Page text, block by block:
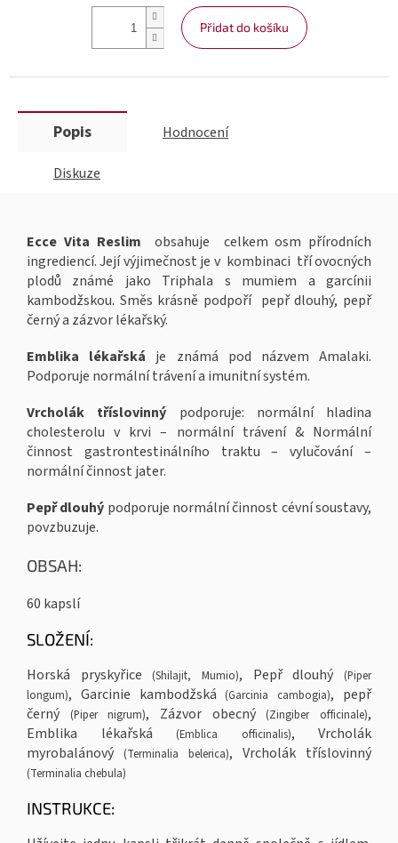
Přidat do košíku
Popis Hodnocení
Diskuze
Ecce Vita Reslim obsahuje celkem osm přírodních
ingrediencí. Její výjimečnost je v kombinaci tří ovocných
plodů známé jako Triphala s mumiem a garcínii
kambodžskou. Směs krásně podpoří pepř dlouhý, pepř
černý a zázvor lékařský.
Emblika lékařská je známá pod názvem Amalaki.
Podporuje normální trávení a imunitní systém.
Vrcholák tříslovinný podporuje: normální hladina
cholesterolu v krvi – normální trávení & Normální
činnost gastrontestinálního traktu – vylučování –
normální činnost jater.
Pepř dlouhý podporuje normální činnost cévní soustavy,
povzbuzuje.
OBSAH:
60 kapslí
SLOŽENÍ:
Horská pryskyřice (Shilajit, Mumio), Pepř dlouhý
(Piper
longum), Garcinie kambodžská (Garcinia cambogia), pepř
černý
(Piper nigrum), Zázvor obecný (Zingiber officinale),
Emblika lékařská
(Emblica officinalis), Vrcholák
myrobalánový
(Terminalia belerica), Vrcholák tříslovinný
(Terminalia chebula)
INSTRUKCE: